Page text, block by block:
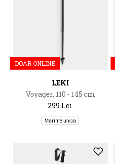
DOAR ONLINE
LEKI
Voyager, 110 - 145 cm
299 Lei
Marime unica